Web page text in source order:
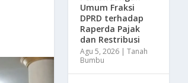
Umum Fraksi
DPRD terhadap
Raperda Pajak
dan Restribusi
Agu 5, 2026| Tanah
Bumbu